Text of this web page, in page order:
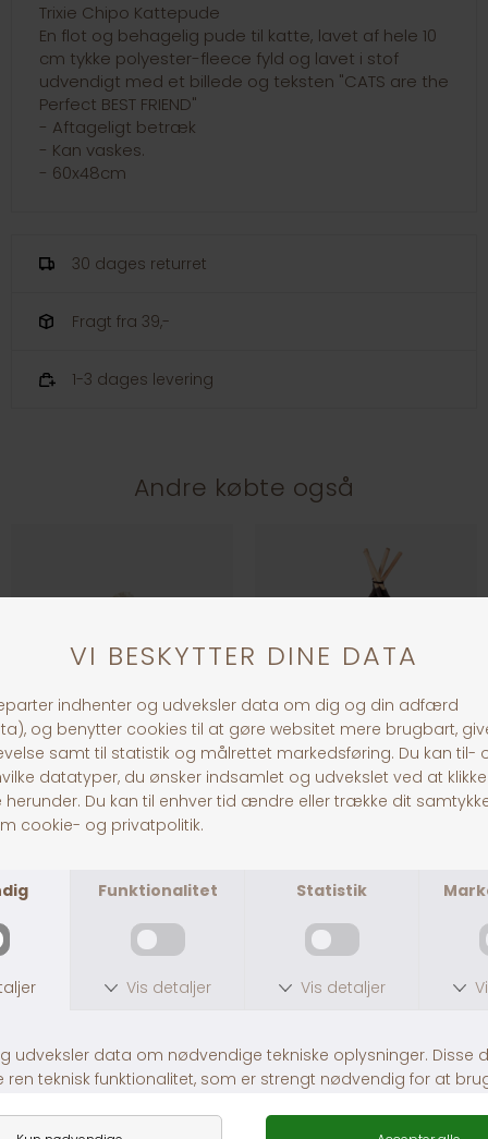
Trixie Chipo Kattepude
En flot og behagelig pude til katte, lavet af hele 10
cm tykke polyester-fleece fyld og lavet i stof
udvendigt med et billede og teksten "CATS are the
Perfect BEST FRIEND"
- Aftageligt betræk
- Kan vaskes.
- 60x48cm
30 dages returret
Fragt fra 39,-
1-3 dages levering
Andre købte også